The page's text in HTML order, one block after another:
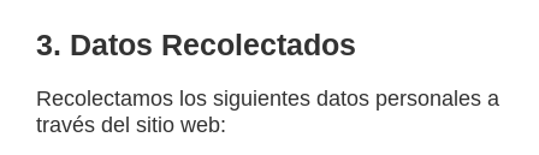
3. Datos Recolectados
Recolectamos los siguientes datos personales a
través del sitio web: